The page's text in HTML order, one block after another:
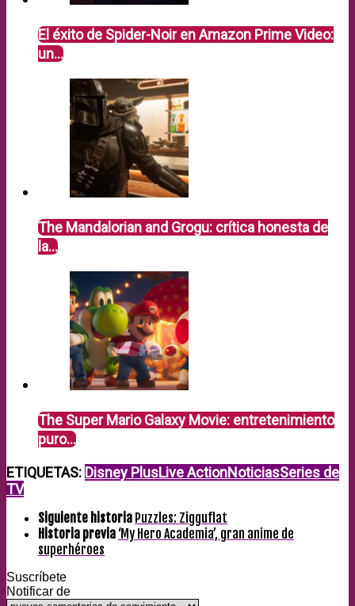
El éxito de Spider-Noir en Amazon Prime Video:
un…
The Mandalorian and Grogu: crítica honesta de
la…
The Super Mario Galaxy Movie: entretenimiento
puro…
ETIQUETAS: Disney PlusLive ActionNoticiasSeries de
TV
Siguiente historia Puzzles: Zigguflat
Historia previa ‘My Hero Academia’, gran anime de
superhéroes
Suscríbete
Notificar de